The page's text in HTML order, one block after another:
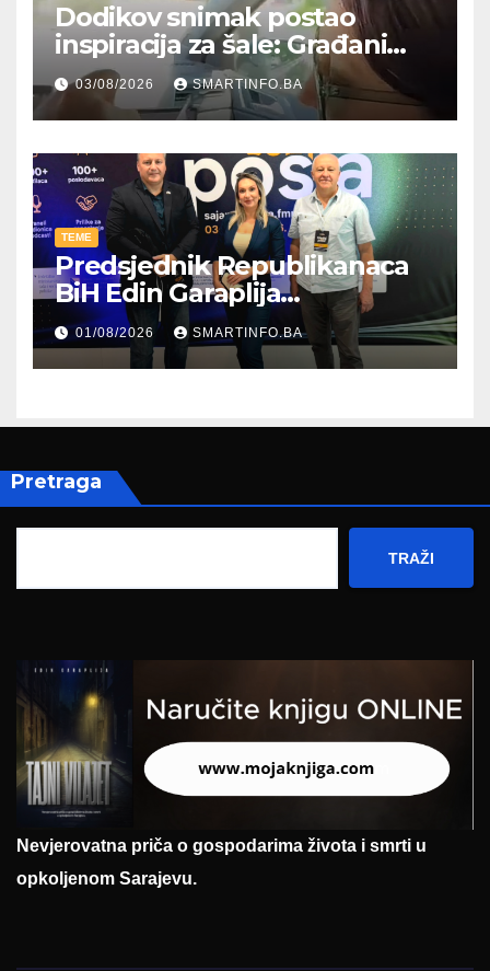
Dodikov snimak postao
inspiracija za šale: Građani
kroz parodiju poslali poruku
03/08/2026 SMARTINFO.BA
TEME
Predsjednik Republikanaca
BiH Edin Garaplija
prisustvovao prezentaciji
Federalnog sajma
zapošljavanja
01/08/2026 SMARTINFO.BA
Pretraga
TRAŽI
Nevjerovatna priča o gospodarima života i smrti u
opkoljenom Sarajevu.